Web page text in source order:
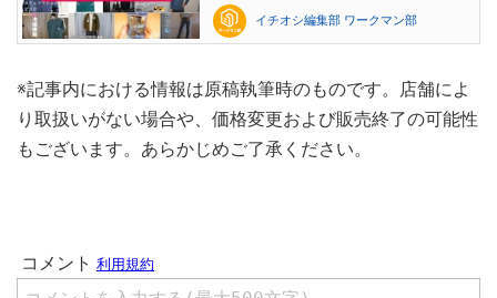
イチオシ編集部 ワークマン部
※記事内における情報は原稿執筆時のものです。店舗によ
り取扱いがない場合や、価格変更および販売終了の可能性
もございます。あらかじめご了承ください。